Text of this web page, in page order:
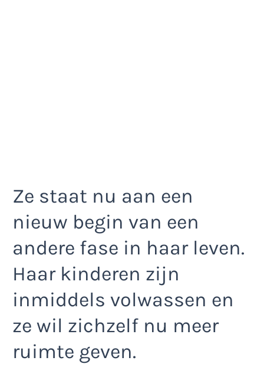
Ze staat nu aan een
nieuw begin van een
andere fase in haar leven.
Haar kinderen zijn
inmiddels volwassen en
ze wil zichzelf nu meer
ruimte geven.